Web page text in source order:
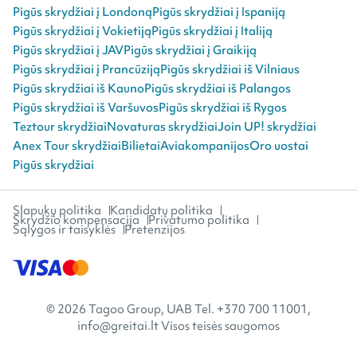
Pigūs skrydžiai į LondonąPigūs skrydžiai į Ispaniją
Pigūs skrydžiai į VokietijąPigūs skrydžiai į Italiją
Pigūs skrydžiai į JAVPigūs skrydžiai į Graikiją
Pigūs skrydžiai į PrancūzijąPigūs skrydžiai iš Vilniaus
Pigūs skrydžiai iš KaunoPigūs skrydžiai iš Palangos
Pigūs skrydžiai iš VaršuvosPigūs skrydžiai iš Rygos
Teztour skrydžiaiNovaturas skrydžiaiJoin UP! skrydžiai
Anex Tour skrydžiaiBilietaiAviakompanijosOro uostai
Pigūs skrydžiai
Slapukų politika Kandidatų politika
Skrydžio kompensacija Privatumo politika
Sąlygos ir taisyklės Pretenzijos
© 2026 Tagoo Group, UAB Tel. +370 700 11001,
info@greitai.lt Visos teisės saugomos